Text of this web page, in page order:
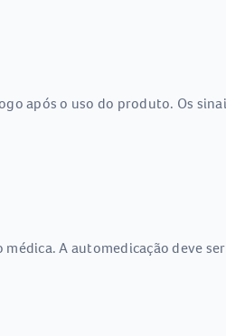
após o uso do produto. Os
médica. A automedicação deve